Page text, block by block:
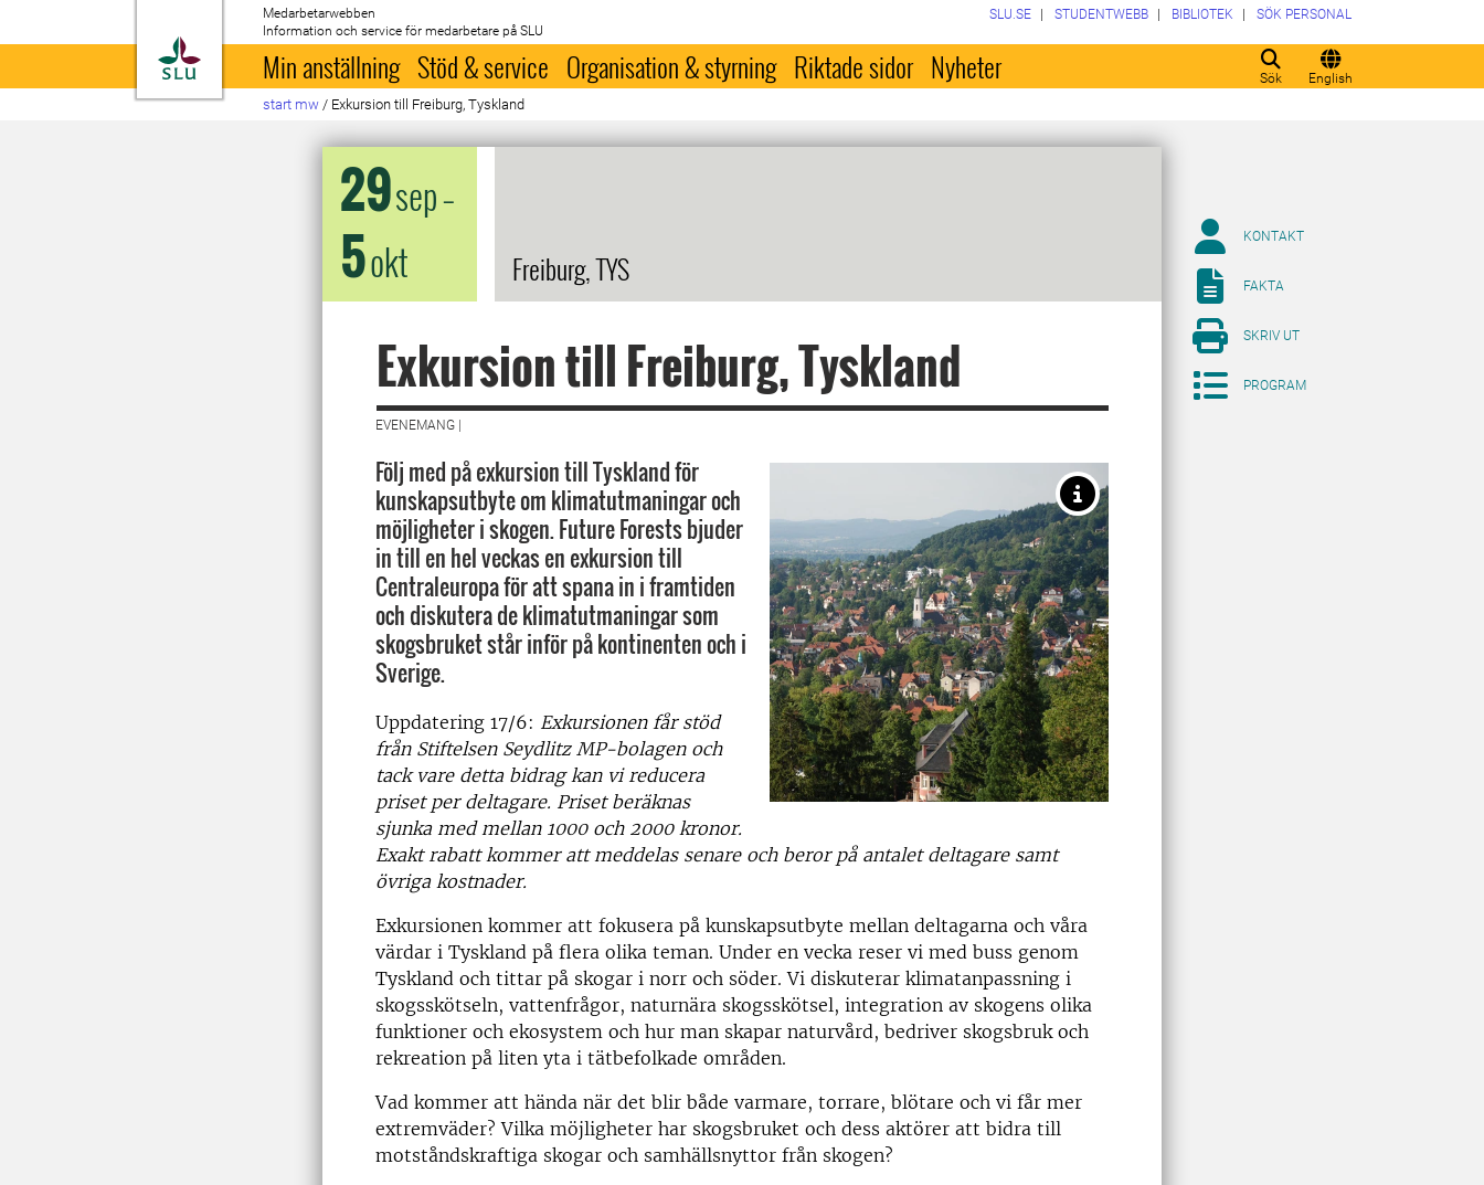
Till startsida
Medarbetarwebben
Information och service för medarbetare på SLU
Sök English
SLU.SE STUDENTWEBB BIBLIOTEK SÖK PERSONAL
Min anställning Stöd & service Organisation & styrning Riktade sidor Nyheter
start mw / Exkursion till Freiburg, Tyskland
29sep–
5okt Freiburg, TYS
Exkursion till Freiburg, Tyskland
EVENEMANG |
Följ med på exkursion till Tyskland för
kunskapsutbyte om klimatutmaningar och
möjligheter i skogen. Future Forests bjuder
in till en hel veckas en exkursion till
Centraleuropa för att spana in i framtiden
och diskutera de klimatutmaningar som
skogsbruket står inför på kontinenten och i
Sverige.
Uppdatering 17/6: Exkursionen får stöd
från Stiftelsen Seydlitz MP-bolagen och
tack vare detta bidrag kan vi reducera
priset per deltagare. Priset beräknas
sjunka med mellan 1000 och 2000 kronor.
Exakt rabatt kommer att meddelas senare och beror på antalet deltagare samt
övriga kostnader.
Exkursionen kommer att fokusera på kunskapsutbyte mellan deltagarna och våra
värdar i Tyskland på flera olika teman. Under en vecka reser vi med buss genom
Tyskland och tittar på skogar i norr och söder. Vi diskuterar klimatanpassning i
skogsskötseln, vattenfrågor, naturnära skogsskötsel, integration av skogens olika
funktioner och ekosystem och hur man skapar naturvård, bedriver skogsbruk och
rekreation på liten yta i tätbefolkade områden.
Vad kommer att hända när det blir både varmare, torrare, blötare och vi får mer
extremväder? Vilka möjligheter har skogsbruket och dess aktörer att bidra till
motståndskraftiga skogar och samhällsnyttor från skogen?
KONTAKT
FAKTA
SKRIV UT
PROGRAM